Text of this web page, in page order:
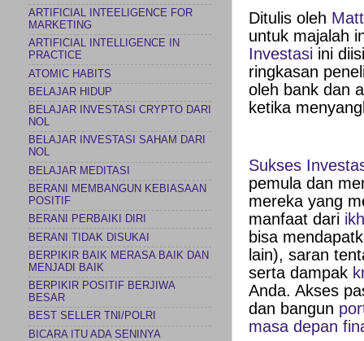
Ditulis oleh
untuk majalah
Investasi ini
ringkasan
oleh bank dan
ketika
Sukses
pemula dan
mereka yang
manfaat dari
bisa
lain), saran
serta dampak
Anda. Akses
dan bangun
masa depan
ARTIFICIAL INTEELIGENCE FOR
MARKETING
ARTIFICIAL INTELLIGENCE IN
PRACTICE
ATOMIC HABITS
BELAJAR HIDUP
BELAJAR INVESTASI CRYPTO DARI
NOL
BELAJAR INVESTASI SAHAM DARI
NOL
BELAJAR MEDITASI
BERANI MEMBANGUN KEBIASAAN
POSITIF
BERANI PERBAIKI DIRI
BERANI TIDAK DISUKAI
BERPIKIR BAIK MERASA BAIK DAN
MENJADI BAIK
BERPIKIR POSITIF BERJIWA
BESAR
BEST SELLER TNI/POLRI
BICARA ITU ADA SENINYA